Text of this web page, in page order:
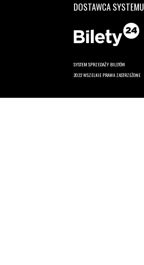
DOSTAWCA SYSTEMU
SYSTEM SPRZEDAŻY BILETÓW
2022 WSZELKIE PRAWA ZASTRZEŻONE